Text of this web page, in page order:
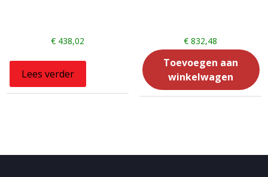
€ 438,02
Lees verder
€832,48
Toevoegen aan
winkelwagen